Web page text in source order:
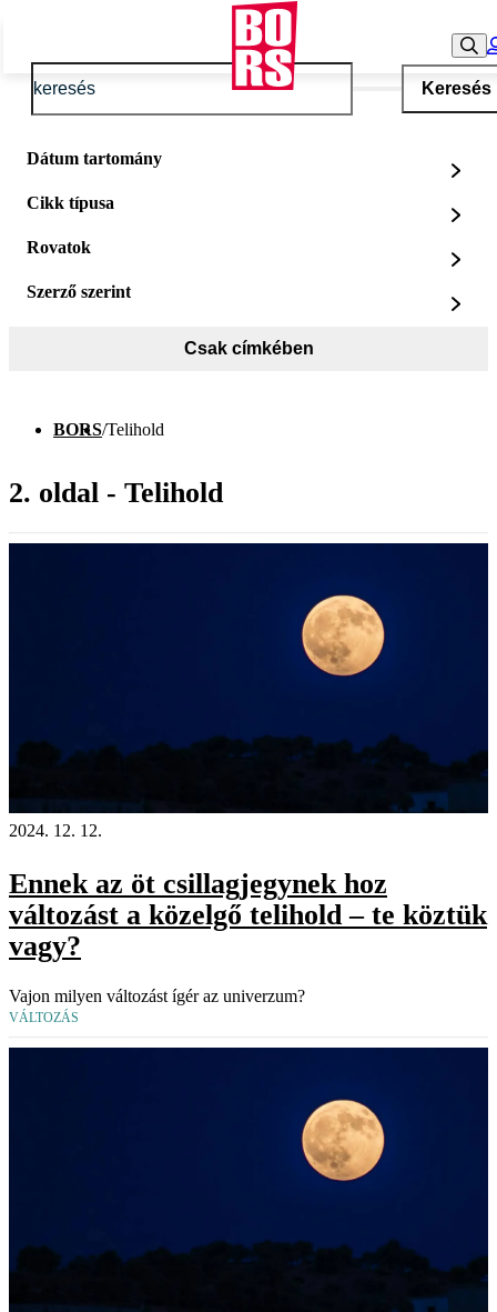
Keresés
Dátum tartomány
Cikk típusa
Rovatok
Szerző szerint
Csak címkében
BORS/Telihold
2. oldal - Telihold
2024. 12. 12.
Ennek az öt csillagjegynek hoz
változást a közelgő telihold – te köztük
vagy?
Vajon milyen változást ígér az univerzum?
VÁLTOZÁS